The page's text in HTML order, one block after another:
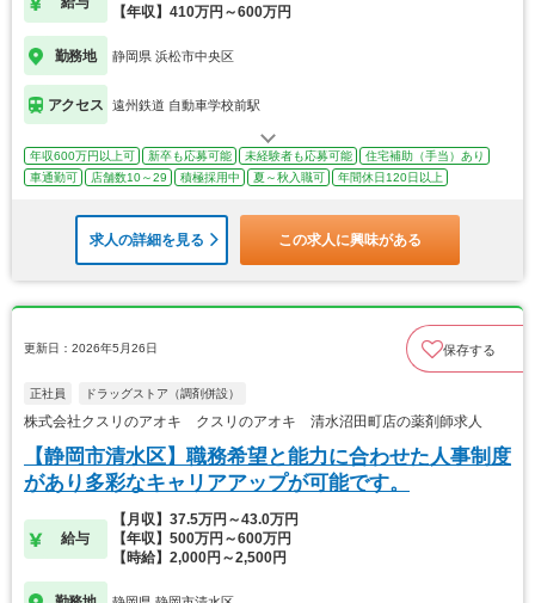
【年収】410万円～600万円
勤務地 静岡県 浜松市中央区
アクセス 遠州鉄道 自動車学校前駅
年収600万円以上可 新卒も応募可能 未経験者も応募可能
住宅補助（手当）あり
車通勤可
店舗数10～29 積極採用中 夏～秋入職可 年間休日120日以上
求人の詳細を見る この求人に興味がある
更新日：2026年5月26日 保存する
正社員 ドラッグストア（調剤併設）
株式会社クスリのアオキ クスリのアオキ 清水沼田町店の薬剤師求人
【静岡市清水区】職務希望と能力に合わせた人事制度
があり多彩なキャリアアップが可能です。
給与
【月収】37.5万円～43.0万円
【年収】500万円～600万円
【時給】2,000円～2,500円